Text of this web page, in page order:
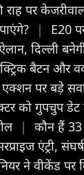
पर
|
E20
दिल्ली
बैटन और
एक्शन पर बड़े
को गुपचुप डेट
|
कौन हैं
एंट्री,
ने वीकेंड